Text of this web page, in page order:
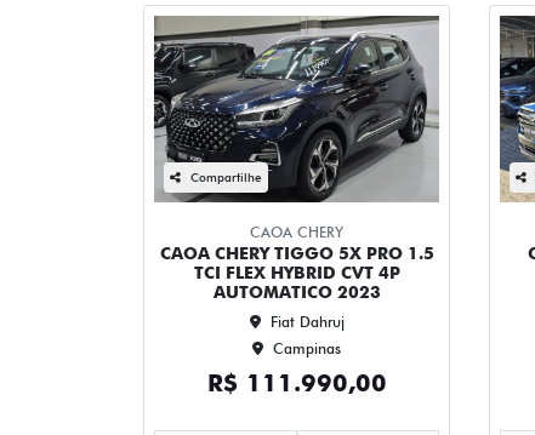
Compartilhe
CAOA CHERY
CAOA CHERY TIGGO 5X PRO 1.5
TCI FLEX HYBRID CVT 4P
AUTOMATICO 2023
Fiat Dahruj
Campinas
R$ 111.990,00